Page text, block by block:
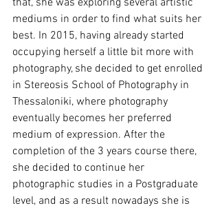
that, she was exploring several artistic
mediums in order to find what suits her
best. In 2015, having already started
occupying herself a little bit more with
photography, she decided to get enrolled
in Stereosis School of Photography in
Thessaloniki, where photography
eventually becomes her preferred
medium of expression. After the
completion of the 3 years course there,
she decided to continue her
photographic studies in a Postgraduate
level, and as a result nowadays she is